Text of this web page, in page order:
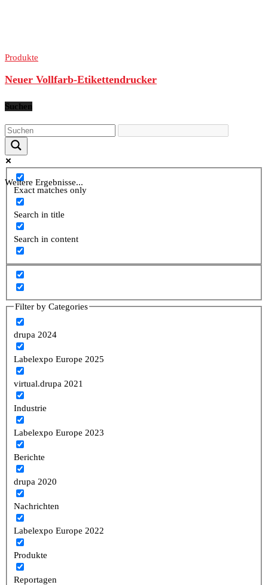
Produkte
Neuer Vollfarb-Etikettendrucker
Suchen
Weitere Ergebnisse...
Exact matches only
Search in title
Search in content
Filter by Categories
drupa 2024
Labelexpo Europe 2025
virtual.drupa 2021
Industrie
Labelexpo Europe 2023
Berichte
drupa 2020
Nachrichten
Labelexpo Europe 2022
Produkte
Reportagen